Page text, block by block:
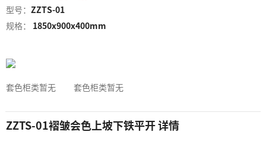
型号： ZZTS-01
规格：
1850x900x400mm
套色柜类暂无 套色柜类暂无
ZZTS-01褶皱会色上坡下铁平开 详情